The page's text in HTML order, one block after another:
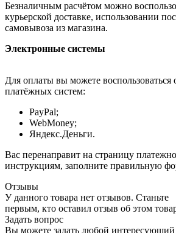
Безналичным расчётом можно
курьерской доставке, использовании
самовывоза из магазина.
Электронные системы
Для оплаты вы можете
платёжных систем:
PayPal;
WebMoney;
Яндекс.Деньги.
Вас перенаправит на страницу
инструкциям, заполните правильную
Отзывы
У данного товара нет отзывов. Станьте
первым, кто оставил отзыв об этом
Задать вопрос
Вы можете задать любой интересующий